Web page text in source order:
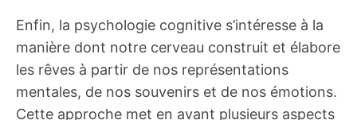
Enfin, la psychologie cognitive s’intéresse à la
manière dont notre cerveau construit et élabore
les rêves à partir de nos représentations
mentales, de nos souvenirs et de nos émotions.
Cette approche met en avant plusieurs aspects